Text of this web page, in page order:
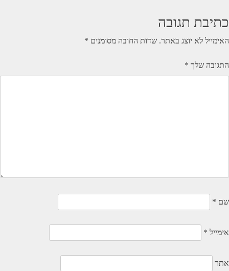
כתיבת תגובה
האימייל לא יוצג באתר. שדות החובה מסומנים *
התגובה שלך *
שם *
אימייל *
אתר